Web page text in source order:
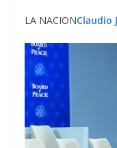
LA NACIONClaudio